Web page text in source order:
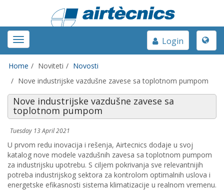
Toggle
navigation
Toggle
Login
Home Noviteti
Novosti
Nove industrijske vazdušne zavese sa toplotnom pumpom
Nove industrijske vazdušne zavese sa
toplotnom pumpom
Tuesday 13 April 2021
U prvom redu inovacija i rešenja, Airtecnics dodaje u svoj
katalog nove modele vazdušnih zavesa sa toplotnom pumpom
za industrijsku upotrebu. S ciljem pokrivanja sve relevantnijih
potreba industrijskog sektora za kontrolom optimalnih uslova i
energetske efikasnosti sistema klimatizacije u realnom vremenu.